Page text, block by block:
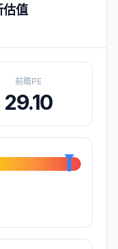
估值
前瞻PE
29.10